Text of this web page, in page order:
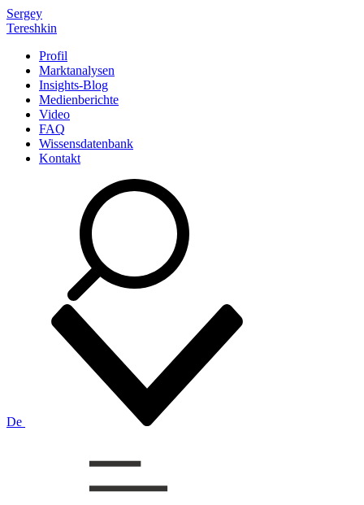
Sergey
Tereshkin
Profil
Marktanalysen
Insights-Blog
Medienberichte
Video
FAQ
Wissensdatenbank
Kontakt
De